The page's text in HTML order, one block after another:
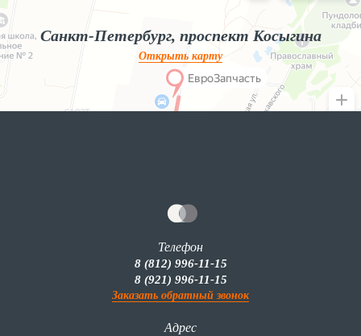
Санкт-Петербург, проспект Косыгина
Открыть карту
Телефон
8 (812) 996-11-15
8 (921) 996-11-15
Заказать обратный звонок
Адрес